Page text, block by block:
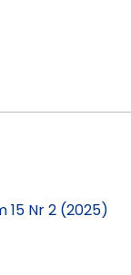
15 Nr 2 (2025)